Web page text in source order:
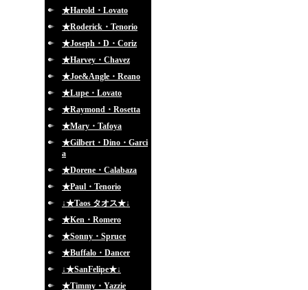
★Harold・Lovato
★Roderick・Tenorio
★Joseph・D・Coriz
★Harvey・Chavez
★Joe&Angle・Reano
★Lupe・Lovato
★Raymond・Rosetta
★Mary・Tafoya
★Gilbert・Dino・Garci
a
★Dorene・Calabaza
★Paul・Tenorio
↓★Taos タオス★↓
★Ken・Romero
★Sonny・Spruce
★Buffalo・Dancer
↓★SanFelipe★↓
★Timmy・Yazzie